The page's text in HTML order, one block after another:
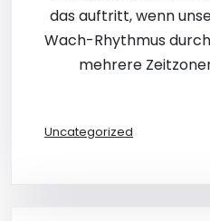
das auftritt, wenn
Wach-Rhythmus
mehrere
Uncategorized